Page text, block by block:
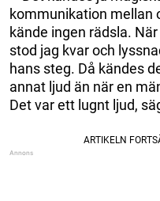
kommunikation mellan
kände ingen rädsla.
stod jag kvar och
hans steg. Då kändes
annat ljud än när en
Det var ett lugnt ljud,